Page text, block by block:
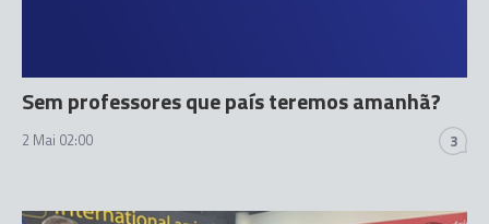
Sem professores que país teremos amanhã?
2 Mai 02:00 3